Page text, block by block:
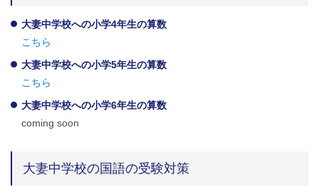
大妻中学校への小学4年生の算数
こちら
大妻中学校への小学5年生の算数
こちら
大妻中学校への小学6年生の算数
coming soon
大妻中学校の国語の受験対策